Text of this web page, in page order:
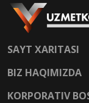
SAYT XARITASI
BIZ HAQIMIZDA
KORPORATIV